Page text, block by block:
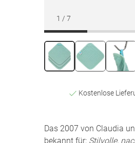
1 / 7
Kostenlose
Das 2007 von Claudia
bekannt für: Stilvolle,